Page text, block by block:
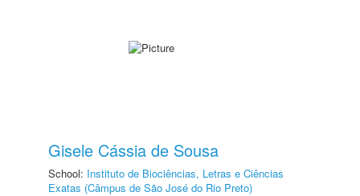
Gisele Cássia de Sousa
School: Instituto de Biociências, Letras e Ciências
Exatas (Câmpus de São José do Rio Preto)